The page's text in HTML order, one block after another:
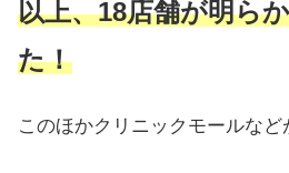
以上、18店舗が明ら
た！
このほかクリニックモールなど